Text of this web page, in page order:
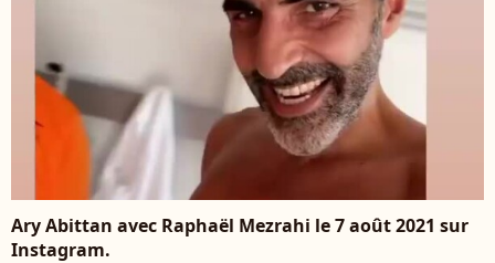
Ary Abittan avec Raphaël Mezrahi le 7 août 2021 sur
Instagram.